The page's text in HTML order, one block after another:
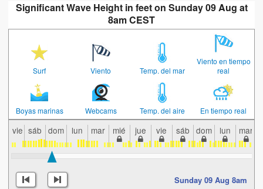
Significant Wave Height in feet on Sunday 09 Aug at
8am CEST
Surf Viento Temp. del mar
Viento en tiempo
real
Boyas marinas Webcams Temp. del aire En tiempo real
vie sáb dom lun mar mié jue vie sáb dom lun mar
Sunday 09 Aug 8am